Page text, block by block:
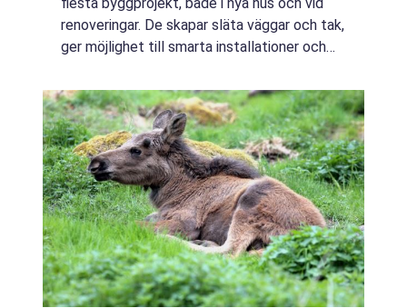
renoveringar. De skapar släta väggar och tak,
ger möjlighet till smarta installationer och
och offentliga miljöer. S...